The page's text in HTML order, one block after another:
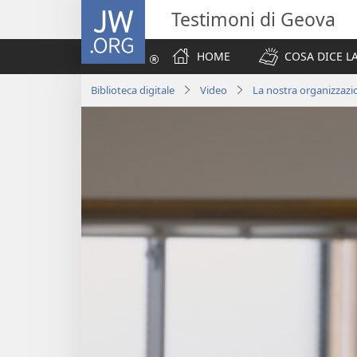
JW.ORG Testimoni di Geova
HOME
COSA DICE
Biblioteca digitale Video La nostra